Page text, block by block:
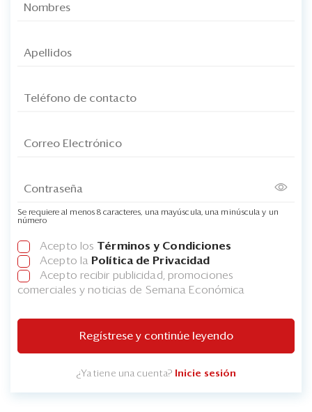
Se requiere al menos 8 caracteres, una mayúscula, una minúscula y un
número
Acepto los Términos y Condiciones
Acepto la Política de Privacidad
Acepto recibir publicidad, promociones
comerciales y noticias de Semana Económica
Regístrese y continúe leyendo
¿Ya tiene una cuenta? Inicie sesión